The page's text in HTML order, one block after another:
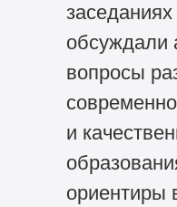
обсуждали
вопросы
и
ориентиры